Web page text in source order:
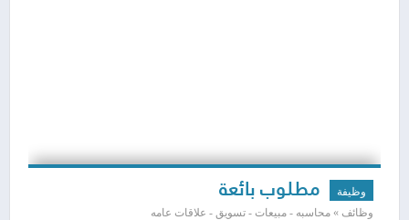
وظيفة مطلوب بائعة
وظائف » محاسبه - مبيعات - تسويق - علاقات عامه